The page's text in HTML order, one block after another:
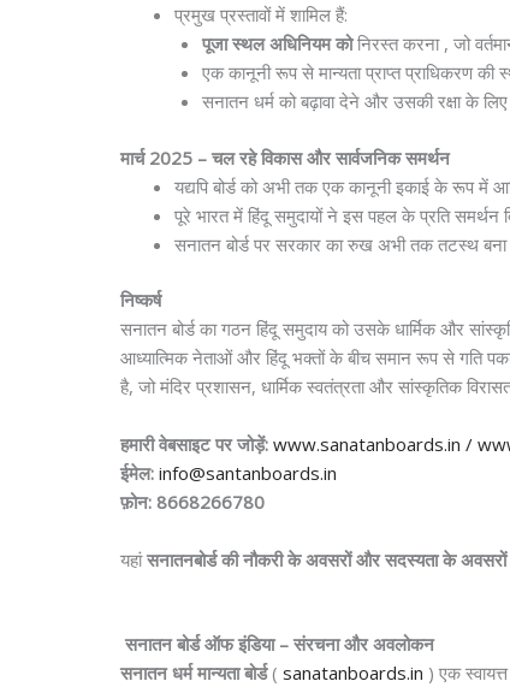
प्रमुख प्रस्तावों में शामिल हैं:
पूजा स्थल अधिनियम कोनिरस्त करना , जो
एक कानूनी रूप से मान्यता प्राप्त प्राधिकरण की
सनातन धर्म को बढ़ावा देने और उसकी रक्षा के
मार्च 2025 – चल रहे विकास और सार्वजनिक समर्थन
यद्यपि बोर्ड को अभी तक एक कानूनी इकाई के रूप में
पूरे भारत में हिंदू समुदायों ने इस पहल के प्रति समर्थन
सनातन बोर्ड पर सरकार का रुख अभी तक तटस्थ
निष्कर्ष
सनातन बोर्ड का गठन हिंदू समुदाय को उसके धार्मिक और
आध्यात्मिक नेताओं और हिंदू भक्तों के बीच समान रूप से गति
है, जो मंदिर प्रशासन, धार्मिक स्वतंत्रता और सांस्कृतिक
हमारी वेबसाइट पर जोड़ें:www.sanatanboards.in /
ईमेल:info@santanboards.in
फ़ोन: 8668266780
यहांसनातनबोर्ड की नौकरी के अवसरों और सदस्यता के अवसरों
सनातन बोर्ड ऑफ इंडिया–संरचना और अवलोकन
सनातन धर्म मान्यता बोर्ड(sanatanboards.in ) एक